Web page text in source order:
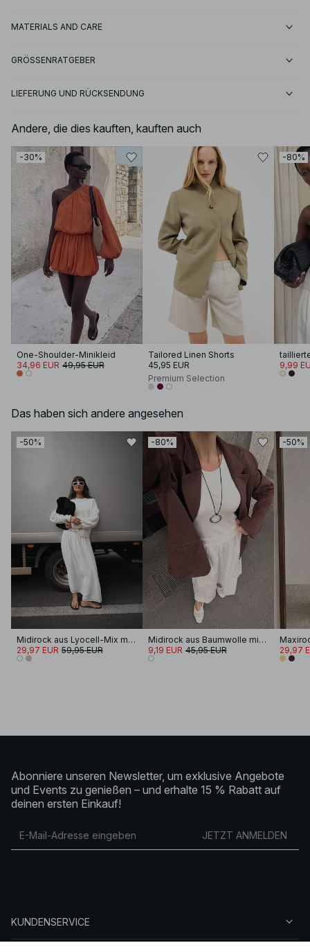
MATERIALS AND CARE
GRÖSSENRATGEBER
LIEFERUNG UND RÜCKSENDUNG
Andere, die dies kauften, kauften auch
-30%
One-Shoulder-Minikleid
34,96 EUR 49,95 EUR
Tailored Linen Shorts
45,95 EUR
Premium Selection
-80%
9,99
Das haben sich andere angesehen
-50%
Midirock aus Lyocell-Mix mit Pintuck-Detail
29,97 EUR 59,95 EUR
-80%
Midirock aus Baumwolle mit elastischem Bund
9,19 EUR 45,95 EUR
-50%
29,97
Abonniere unseren Newsletter, um exklusive Angebote
und Events zu genießen – und erhalte 15 % Rabatt auf
deinen ersten Einkauf!
JETZT ANMELDEN
KUNDENSERVICE